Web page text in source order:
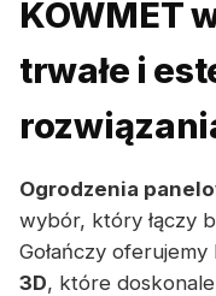
KOWMET
trwałe i
Ogrodzenia
wybór, który łączy
Gołańczy
3D, które